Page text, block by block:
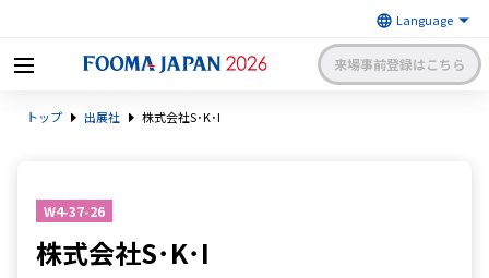
来場事前登録はこちら
級の食品製造総合展〜 | 一般社
日本語 English
トップ 出展社 株式会社S･K･I
W4-37-26
株式会社S･K･I